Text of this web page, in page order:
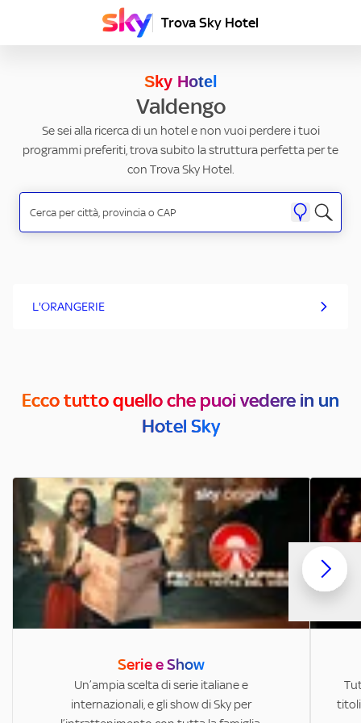
Trova Sky Hotel
Sky Hotel
Valdengo
Se sei alla ricerca di un hotel e non vuoi perdere i tuoi
programmi preferiti, trova subito la struttura perfetta per te
con Trova Sky Hotel.
L'ORANGERIE
Ecco tutto quello che puoi vedere in un
Hotel Sky
Serie e Show
Un’ampia scelta di serie italiane e
internazionali, e gli show di Sky per
titoli